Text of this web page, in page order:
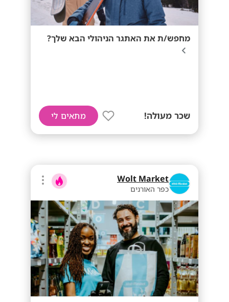
מחפש/ת את האתגר הניהולי הבא שלך?
שכר מעולה! מתאים לי
Wolt Market
כפר האורנים